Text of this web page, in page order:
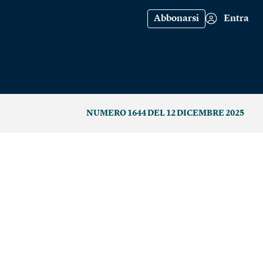
Abbonarsi Entra
NUMERO 1644 DEL 12 DICEMBRE 2025